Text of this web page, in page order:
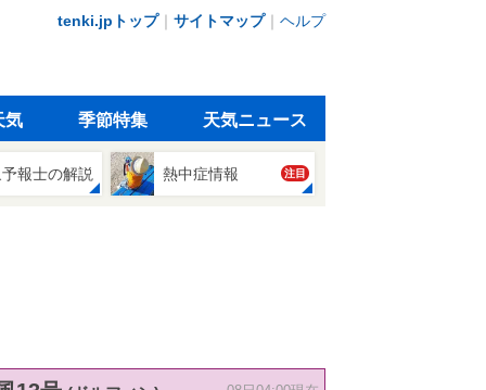
tenki.jpトップ｜ サイトマップ｜ ヘルプ
気 季節特集 天気ニュース
報士の解説 熱中症情報 注目